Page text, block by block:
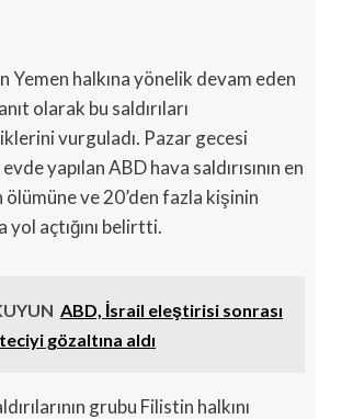
Yemen halkına yönelik devam eden
olarak bu saldırıları
vurguladı. Pazar gecesi
yapılan ABD hava saldırısının en
ve 20’den fazla kişinin
yol açtığını belirtti.
ABD, İsrail eleştirisi sonrası
gözaltına aldı
grubu Filistin halkını